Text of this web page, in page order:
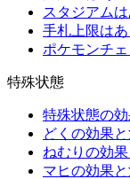
スタジアムは
手札上限はあ
ポケモンチ
特殊状態
特殊状態の
どくの効果
ねむりの効
マヒの効果